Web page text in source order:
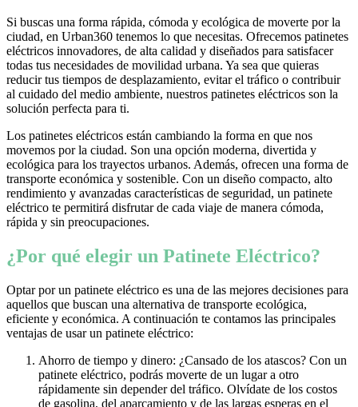
Si buscas una forma rápida, cómoda y ecológica de moverte por la
ciudad, en Urban360 tenemos lo que necesitas. Ofrecemos patinetes
eléctricos innovadores, de alta calidad y diseñados para satisfacer
todas tus necesidades de movilidad urbana. Ya sea que quieras
reducir tus tiempos de desplazamiento, evitar el tráfico o contribuir
al cuidado del medio ambiente, nuestros patinetes eléctricos son la
solución perfecta para ti.
Los patinetes eléctricos están cambiando la forma en que nos
movemos por la ciudad. Son una opción moderna, divertida y
ecológica para los trayectos urbanos. Además, ofrecen una forma de
transporte económica y sostenible. Con un diseño compacto, alto
rendimiento y avanzadas características de seguridad, un patinete
eléctrico te permitirá disfrutar de cada viaje de manera cómoda,
rápida y sin preocupaciones.
¿Por qué elegir un Patinete Eléctrico?
Optar por un patinete eléctrico es una de las mejores decisiones para
aquellos que buscan una alternativa de transporte ecológica,
eficiente y económica. A continuación te contamos las principales
ventajas de usar un patinete eléctrico:
Ahorro de tiempo y dinero: ¿Cansado de los atascos? Con un
patinete eléctrico, podrás moverte de un lugar a otro
rápidamente sin depender del tráfico. Olvídate de los costos
de gasolina, del aparcamiento y de las largas esperas en el